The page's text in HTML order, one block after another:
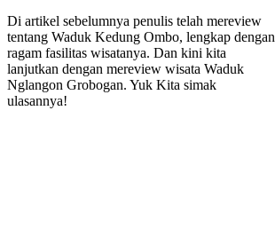
Di artikel sebelumnya penulis telah mereview
tentang Waduk Kedung Ombo, lengkap dengan
ragam fasilitas wisatanya. Dan kini kita
lanjutkan dengan mereview wisata Waduk
Nglangon Grobogan. Yuk Kita simak
ulasannya!